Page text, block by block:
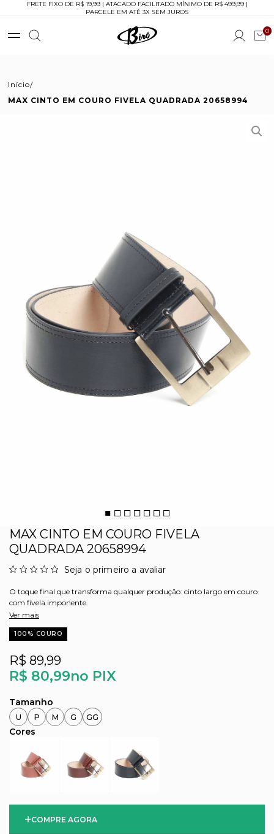
FRETE FIXO DE R$ 19,99 | ATACADO FACILITADO MÍNIMO DE R$ 499,99 |
PARCELE EM ATÉ 3X SEM JUROS
0
Início
MAX CINTO EM COURO FIVELA QUADRADA 20658994
MAX CINTO EM COURO FIVELA
QUADRADA 20658994
Seja o primeiro a avaliar
O toque final que transforma qualquer produção: cinto largo em couro
com fivela imponente.
Ver mais
100% COURO
R$ 80,99no PIX
R$ 89,99
U P M G GG
COMPRE AGORA